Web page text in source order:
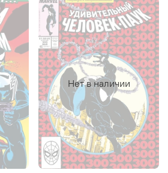
Нет в наличии